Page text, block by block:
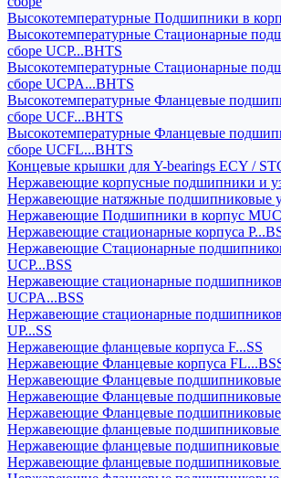
Высокотемпературные Подшипники в
Высокотемпературные Стационарные
сборе UCP...BHTS
Высокотемпературные Стационарные
сборе UCPA...BHTS
Высокотемпературные Фланцевые
сборе UCF...BHTS
Высокотемпературные Фланцевые
сборе UCFL...BHTS
Концевые крышки для Y-bearings ECY /
Нержавеющие корпусные подшипники и
Нержавеющие натяжные подшипниковые
Нержавеющие Подшипники в корпус
Нержавеющие стационарные корпуса
Нержавеющие Стационарные
UCP...BSS
Нержавеющие стационарные
UCPA...BSS
Нержавеющие стационарные
UP...SS
Нержавеющие фланцевые корпуса F...SS
Нержавеющие Фланцевые корпуса
Нержавеющие Фланцевые подшипниковые
Нержавеющие Фланцевые подшипниковые
Нержавеющие Фланцевые подшипниковые
Нержавеющие фланцевые подшипниковые
Нержавеющие фланцевые подшипниковые
Нержавеющие фланцевые подшипниковые